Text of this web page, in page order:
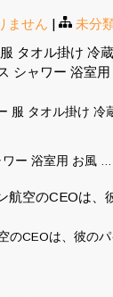
ません |
未分
タオル掛け 冷
シャワー 浴室
服 タオル掛け
ワー 浴室用 お風 …
空のCEOは
CEOは、彼の